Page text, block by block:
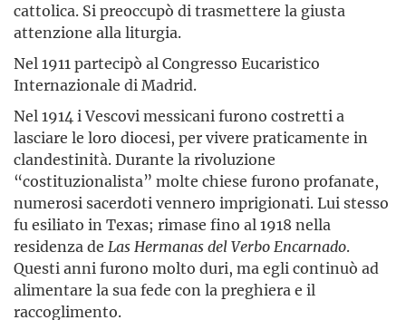
cattolica. Si preoccupò di trasmettere la giusta
attenzione alla liturgia.
Nel 1911 partecipò al Congresso Eucaristico
Internazionale di Madrid.
Nel 1914 i Vescovi messicani furono costretti a
lasciare le loro diocesi, per vivere praticamente in
clandestinità. Durante la rivoluzione
“costituzionalista” molte chiese furono profanate,
numerosi sacerdoti vennero imprigionati. Lui stesso
fu esiliato in Texas; rimase fino al 1918 nella
residenza de Las HermanasdelVerbo Encarnado.
Questi anni furono molto duri, ma egli continuò ad
alimentare la sua fede con la preghiera e il
raccoglimento.